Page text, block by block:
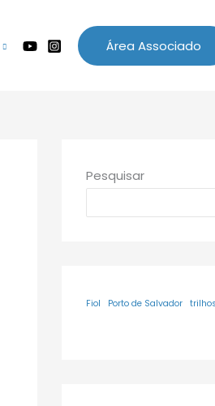
Área Associado
Pesquisar
Fiol Porto de Salvador trilhos